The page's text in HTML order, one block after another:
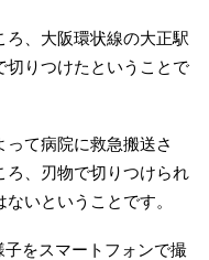
、大阪環状線の大正駅
切りつけたということで
て病院に救急搬送さ
ろ、刃物で切りつけられ
いということです。
子をスマートフォンで撮